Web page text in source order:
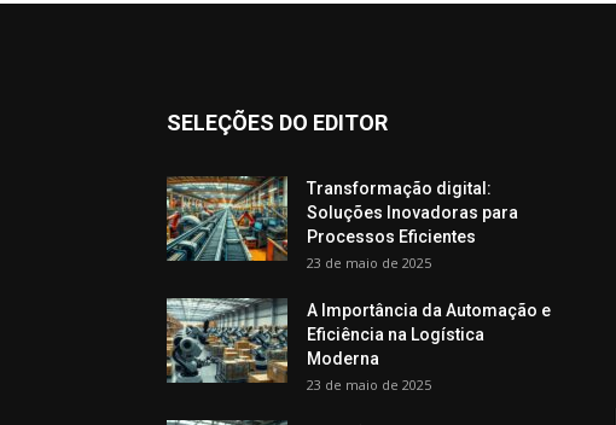
SELEÇÕES DO EDITOR
Transformação digital:
Soluções Inovadoras para
Processos Eficientes
23 de maio de 2025
A Importância da Automação e
Eficiência na Logística
Moderna
23 de maio de 2025